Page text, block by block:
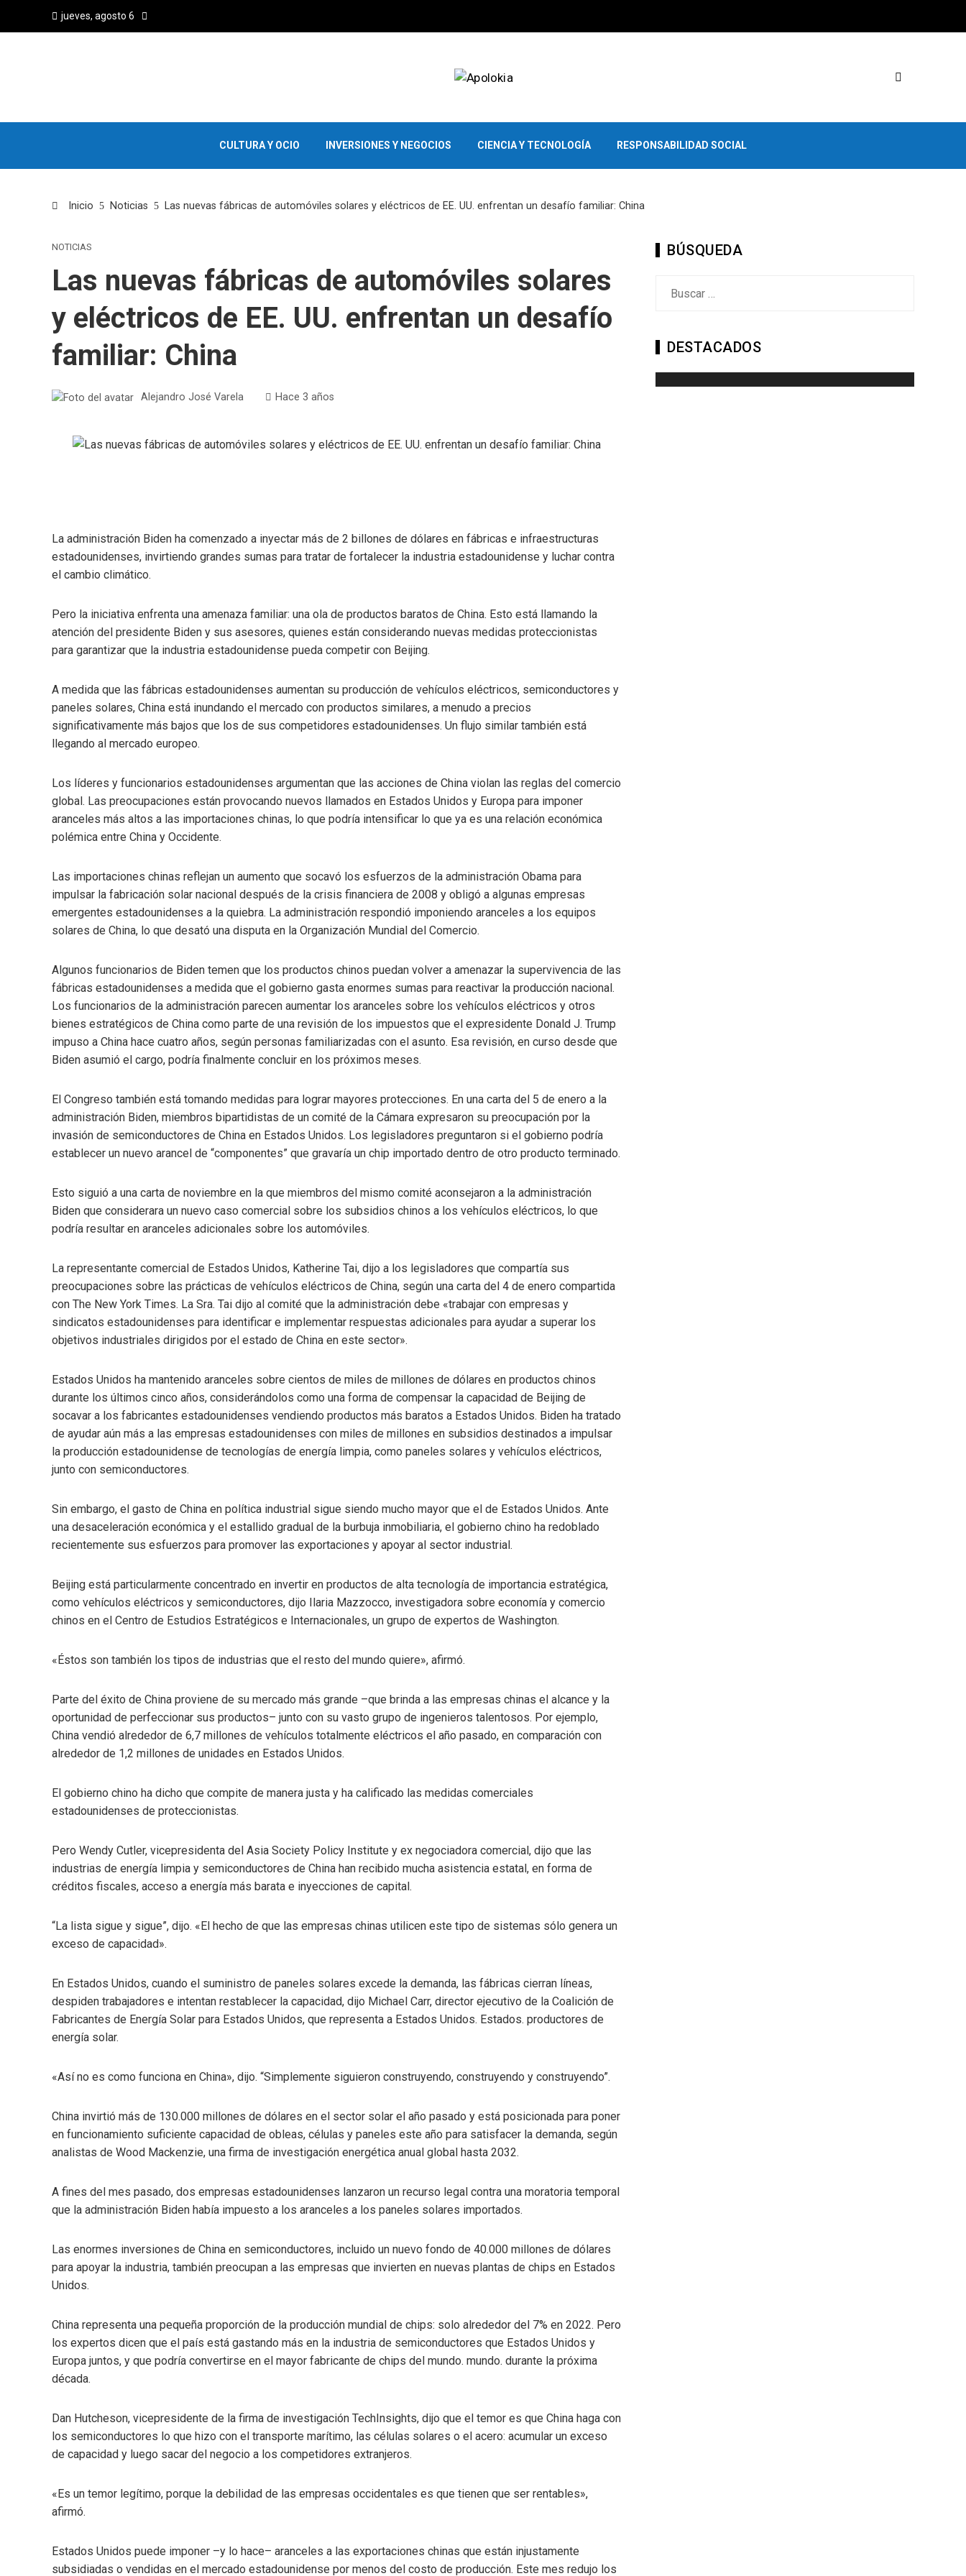
jueves, agosto 6
CULTURA Y OCIO INVERSIONES Y NEGOCIOS CIENCIA Y TECNOLOGÍA RESPONSABILIDAD SOCIAL
Inicio Noticias Las nuevas fábricas de automóviles solares y eléctricos de EE. UU. enfrentan un desafío familiar: China
NOTICIAS
Las nuevas fábricas de automóviles solares
y eléctricos de EE. UU. enfrentan un desafío
familiar: China
Alejandro José Varela Hace 3 años
La administración Biden ha comenzado a inyectar más de 2 billones de dólares en fábricas e infraestructuras
estadounidenses, invirtiendo grandes sumas para tratar de fortalecer la industria estadounidense y luchar contra
el cambio climático.
Pero la iniciativa enfrenta una amenaza familiar: una ola de productos baratos de China. Esto está llamando la
atención del presidente Biden y sus asesores, quienes están considerando nuevas medidas proteccionistas
para garantizar que la industria estadounidense pueda competir con Beijing.
A medida que las fábricas estadounidenses aumentan su producción de vehículos eléctricos, semiconductores y
paneles solares, China está inundando el mercado con productos similares, a menudo a precios
significativamente más bajos que los de sus competidores estadounidenses. Un flujo similar también está
llegando al mercado europeo.
Los líderes y funcionarios estadounidenses argumentan que las acciones de China violan las reglas del comercio
global. Las preocupaciones están provocando nuevos llamados en Estados Unidos y Europa para imponer
aranceles más altos a las importaciones chinas, lo que podría intensificar lo que ya es una relación económica
polémica entre China y Occidente.
Las importaciones chinas reflejan un aumento que socavó los esfuerzos de la administración Obama para
impulsar la fabricación solar nacional después de la crisis financiera de 2008 y obligó a algunas empresas
emergentes estadounidenses a la quiebra. La administración respondió imponiendo aranceles a los equipos
solares de China, lo que desató una disputa en la Organización Mundial del Comercio.
Algunos funcionarios de Biden temen que los productos chinos puedan volver a amenazar la supervivencia de las
fábricas estadounidenses a medida que el gobierno gasta enormes sumas para reactivar la producción nacional.
Los funcionarios de la administración parecen aumentar los aranceles sobre los vehículos eléctricos y otros
bienes estratégicos de China como parte de una revisión de los impuestos que el expresidente Donald J. Trump
impuso a China hace cuatro años, según personas familiarizadas con el asunto. Esa revisión, en curso desde que
Biden asumió el cargo, podría finalmente concluir en los próximos meses.
El Congreso también está tomando medidas para lograr mayores protecciones. En una carta del 5 de enero a la
administración Biden, miembros bipartidistas de un comité de la Cámara expresaron su preocupación por la
invasión de semiconductores de China en Estados Unidos. Los legisladores preguntaron si el gobierno podría
establecer un nuevo arancel de “componentes” que gravaría un chip importado dentro de otro producto terminado.
Esto siguió a una carta de noviembre en la que miembros del mismo comité aconsejaron a la administración
Biden que considerara un nuevo caso comercial sobre los subsidios chinos a los vehículos eléctricos, lo que
podría resultar en aranceles adicionales sobre los automóviles.
La representante comercial de Estados Unidos, Katherine Tai, dijo a los legisladores que compartía sus
preocupaciones sobre las prácticas de vehículos eléctricos de China, según una carta del 4 de enero compartida
con The New York Times. La Sra. Tai dijo al comité que la administración debe «trabajar con empresas y
sindicatos estadounidenses para identificar e implementar respuestas adicionales para ayudar a superar los
objetivos industriales dirigidos por el estado de China en este sector».
Estados Unidos ha mantenido aranceles sobre cientos de miles de millones de dólares en productos chinos
durante los últimos cinco años, considerándolos como una forma de compensar la capacidad de Beijing de
socavar a los fabricantes estadounidenses vendiendo productos más baratos a Estados Unidos. Biden ha tratado
de ayudar aún más a las empresas estadounidenses con miles de millones en subsidios destinados a impulsar
la producción estadounidense de tecnologías de energía limpia, como paneles solares y vehículos eléctricos,
junto con semiconductores.
Sin embargo, el gasto de China en política industrial sigue siendo mucho mayor que el de Estados Unidos. Ante
una desaceleración económica y el estallido gradual de la burbuja inmobiliaria, el gobierno chino ha redoblado
recientemente sus esfuerzos para promover las exportaciones y apoyar al sector industrial.
Beijing está particularmente concentrado en invertir en productos de alta tecnología de importancia estratégica,
como vehículos eléctricos y semiconductores, dijo Ilaria Mazzocco, investigadora sobre economía y comercio
chinos en el Centro de Estudios Estratégicos e Internacionales, un grupo de expertos de Washington.
«Éstos son también los tipos de industrias que el resto del mundo quiere», afirmó.
Parte del éxito de China proviene de su mercado más grande –que brinda a las empresas chinas el alcance y la
oportunidad de perfeccionar sus productos– junto con su vasto grupo de ingenieros talentosos. Por ejemplo,
China vendió alrededor de 6,7 millones de vehículos totalmente eléctricos el año pasado, en comparación con
alrededor de 1,2 millones de unidades en Estados Unidos.
El gobierno chino ha dicho que compite de manera justa y ha calificado las medidas comerciales
estadounidenses de proteccionistas.
Pero Wendy Cutler, vicepresidenta del Asia Society Policy Institute y ex negociadora comercial, dijo que las
industrias de energía limpia y semiconductores de China han recibido mucha asistencia estatal, en forma de
créditos fiscales, acceso a energía más barata e inyecciones de capital.
“La lista sigue y sigue”, dijo. «El hecho de que las empresas chinas utilicen este tipo de sistemas sólo genera un
exceso de capacidad».
En Estados Unidos, cuando el suministro de paneles solares excede la demanda, las fábricas cierran líneas,
despiden trabajadores e intentan restablecer la capacidad, dijo Michael Carr, director ejecutivo de la Coalición de
Fabricantes de Energía Solar para Estados Unidos, que representa a Estados Unidos. Estados. productores de
energía solar.
«Así no es como funciona en China», dijo. “Simplemente siguieron construyendo, construyendo y construyendo”.
China invirtió más de 130.000 millones de dólares en el sector solar el año pasado y está posicionada para poner
en funcionamiento suficiente capacidad de obleas, células y paneles este año para satisfacer la demanda, según
analistas de Wood Mackenzie, una firma de investigación energética anual global hasta 2032.
A fines del mes pasado, dos empresas estadounidenses lanzaron un recurso legal contra una moratoria temporal
que la administración Biden había impuesto a los aranceles a los paneles solares importados.
Las enormes inversiones de China en semiconductores, incluido un nuevo fondo de 40.000 millones de dólares
para apoyar la industria, también preocupan a las empresas que invierten en nuevas plantas de chips en Estados
Unidos.
China representa una pequeña proporción de la producción mundial de chips: solo alrededor del 7% en 2022. Pero
los expertos dicen que el país está gastando más en la industria de semiconductores que Estados Unidos y
Europa juntos, y que podría convertirse en el mayor fabricante de chips del mundo. mundo. durante la próxima
década.
Dan Hutcheson, vicepresidente de la firma de investigación TechInsights, dijo que el temor es que China haga con
los semiconductores lo que hizo con el transporte marítimo, las células solares o el acero: acumular un exceso
de capacidad y luego sacar del negocio a los competidores extranjeros.
«Es un temor legítimo, porque la debilidad de las empresas occidentales es que tienen que ser rentables»,
afirmó.
Estados Unidos puede imponer –y lo hace– aranceles a las exportaciones chinas que están injustamente
subsidiadas o vendidas en el mercado estadounidense por menos del costo de producción. Este mes redujo los
BÚSQUEDA
DESTACADOS